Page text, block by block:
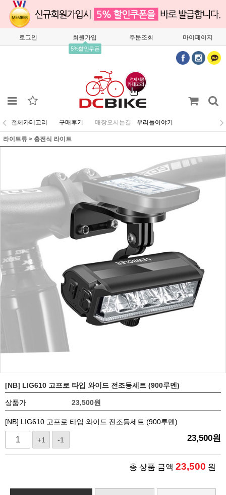
로그인 회원가입
5%할인쿠폰
주문조회 마이페이지
전체카테고리 구매후기 매장오시는길 우리들이야기
라이트류 > 충전식 라이트
[NB] LIG610 고프로 타입 와이드 전조등세트 (900루멘)
상품가 23,500원
[NB] LIG610 고프로 타입 와이드 전조등세트 (900루멘)
+1 -1 23,500원
총 상품 금액 23,500 원